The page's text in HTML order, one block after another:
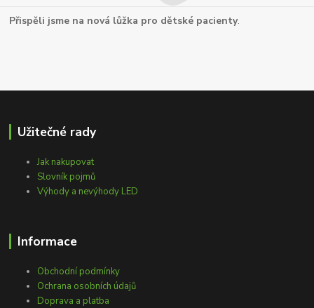
Přispěli jsme na nová lůžka pro dětské pacienty.
Užitečné rady
Jak nakupovat
Slovník pojmů
Výhody a nevýhody LED
Informace
Obchodní podmínky
Ochrana osobních údajů
Doprava a platba